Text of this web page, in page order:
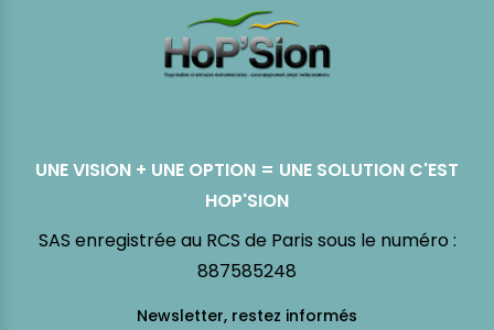
UNE VISION + UNE OPTION = UNE SOLUTION C'EST
HOP'SION
SAS enregistrée au RCS de Paris sous le numéro :
887585248